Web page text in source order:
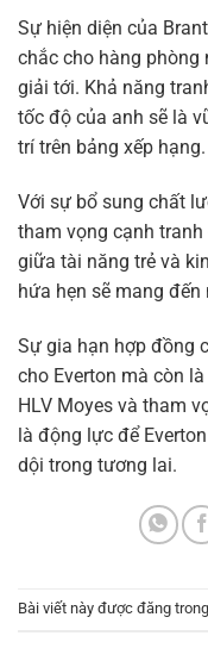
Sự hiện diện của
chắc cho hàng phòng
giải tới. Khả năng
tốc độ của anh sẽ là
trí trên bảng xếp hạng.
Với sự bổ sung chất
tham vọng cạnh
giữa tài năng trẻ và
hứa hẹn sẽ mang
Sự gia hạn hợp đồng
cho Everton mà còn
HLV Moyes và tham
là động lực để
dội trong tương lai.
Bài viết này được đăng trong